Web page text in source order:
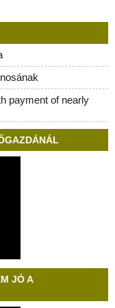
payment of nearly
JÓ A